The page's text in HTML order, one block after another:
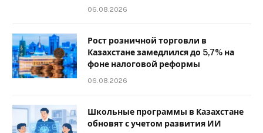
06.08.2026
Рост розничной торговли в
Казахстане замедлился до 5,7% на
фоне налоговой реформы
06.08.2026
Школьные программы в Казахстане
обновят с учетом развития ИИ